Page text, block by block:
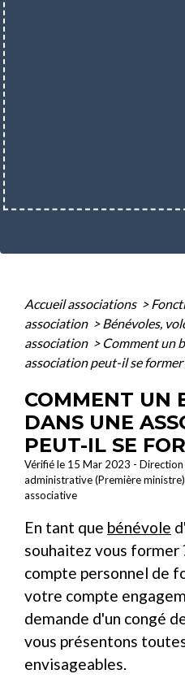
Accueil associations >
association > Bénévoles,
association > Comment un
association peut-il se former
COMMENT UN
DANS UNE
PEUT-IL SE
Vérifié le 15 Mar 2023 -
administrative (Première
associative
En tant que bénévole
souhaitez vous
compte personnel de
votre compte
demande d'un congé
vous présentons
envisageables.